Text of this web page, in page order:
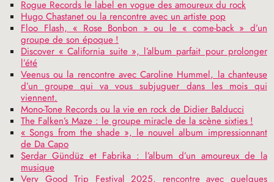
Rogue Records le label en vogue des amoureux du rock
Hugo Chastanet ou la rencontre avec un artiste pop
Floo Flash, « Rose Bonbon » ou le « come-back » d’un
groupe de son époque !
Discover « California suite », l’album parfait pour prolonger
l’été
Veenus ou la rencontre avec Caroline Hummel, la chanteuse
d’un groupe qui va vous subjuguer dans les mois qui
viennent.
Mono-Tone Records ou la vie en rock de Didier Balducci
The Falken’s Maze : le groupe miracle de la scène sixties !
« Songs from the shade », le nouvel album impressionnant
de Da Capo
Serdar Gündüz et Fabrika : l’album d’un amoureux de la
musique
Very Good Trip Festival 2025, rencontre avec quelques